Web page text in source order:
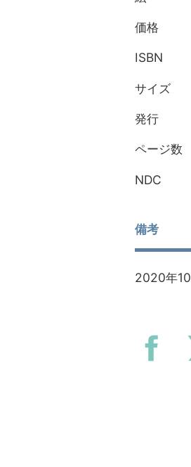
価格
ISBN
サイズ
発行
ページ数
NDC
備考
2020年